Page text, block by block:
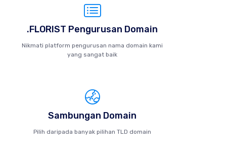
.FLORIST Pengurusan Domain
Nikmati platform pengurusan nama domain kami
yang sangat baik
Sambungan Domain
Pilih daripada banyak pilihan TLD domain